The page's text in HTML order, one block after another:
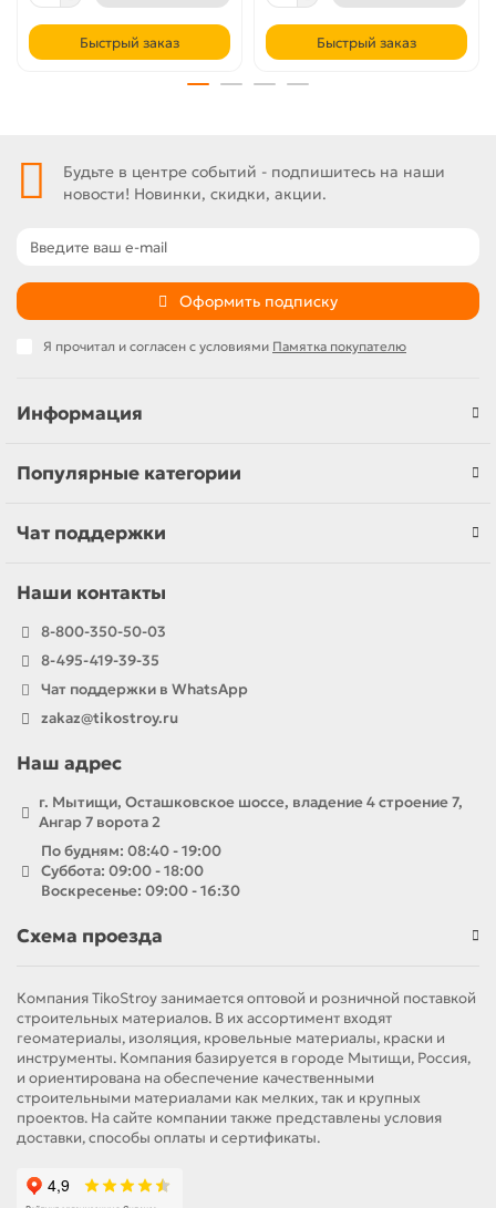
Быстрый заказ Быстрый заказ
Будьте в центре событий - подпишитесь на наши
новости! Новинки, скидки, акции.
Оформить подписку
Я прочитал и согласен с условиями Памятка покупателю
Информация
Популярные категории
Чат поддержки
Наши контакты
8-800-350-50-03
8-495-419-39-35
Чат поддержки в WhatsApp
zakaz@tikostroy.ru
Наш адрес
г. Мытищи, Осташковское шоссе, владение 4 строение 7,
Ангар 7 ворота 2
По будням: 08:40 - 19:00
Суббота: 09:00 - 18:00
Воскресенье: 09:00 - 16:30
Схема проезда
Компания TikoStroy занимается оптовой и розничной поставкой
строительных материалов. В их ассортимент входят
геоматериалы, изоляция, кровельные материалы, краски и
инструменты. Компания базируется в городе Мытищи, Россия,
и ориентирована на обеспечение качественными
строительными материалами как мелких, так и крупных
проектов. На сайте компании также представлены условия
доставки, способы оплаты и сертификаты.